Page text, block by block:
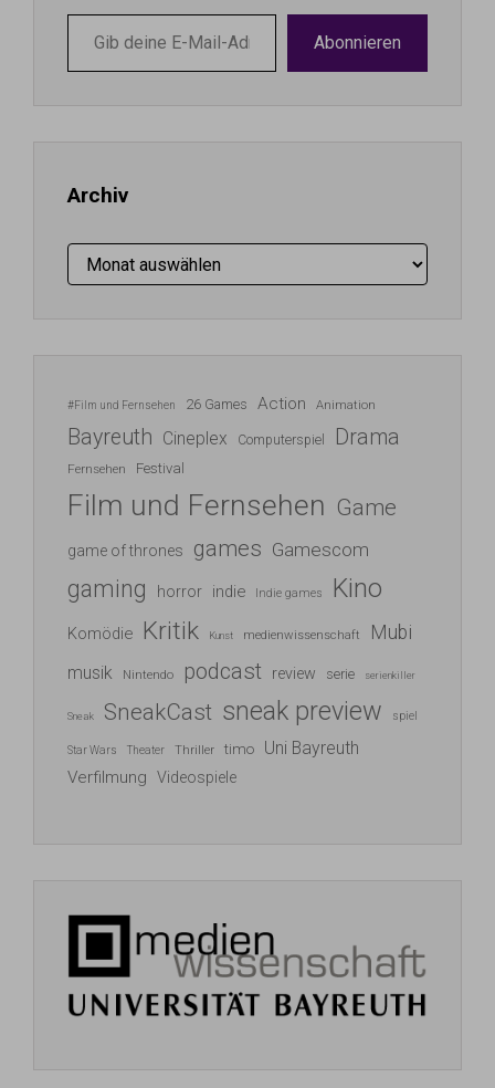
deine
E-
Abonnieren
Archiv
Archiv
#Film und Fernsehen 26 Games Action Animation
Bayreuth Cineplex Computerspiel Drama
Fernsehen Festival
Film und Fernsehen Game
game of thrones games Gamescom
gaming horror indie Indie games Kino
Komödie Kritik Kunst medienwissenschaft Mubi
musik Nintendo podcast review serie serienkiller
Sneak SneakCast sneak preview spiel
Star Wars Theater Thriller timo Uni Bayreuth
Verfilmung Videospiele